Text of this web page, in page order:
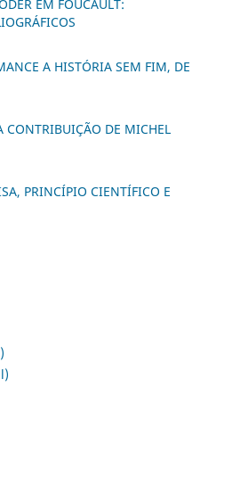
EM FOUCAULT:
A HISTÓRIA SEM FIM, DE
CONTRIBUIÇÃO DE MICHEL
PRINCÍPIO CIENTÍFICO E